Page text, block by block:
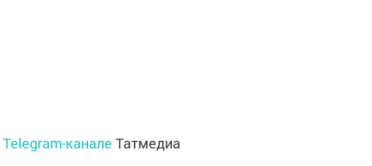
Telegram-канале Татмедиа